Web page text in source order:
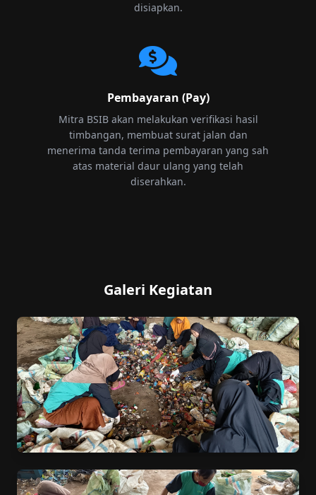
disiapkan.
Pembayaran (Pay)
Mitra BSIB akan melakukan verifikasi hasil
timbangan, membuat surat jalan dan
menerima tanda terima pembayaran yang sah
atas material daur ulang yang telah
diserahkan.
Galeri Kegiatan